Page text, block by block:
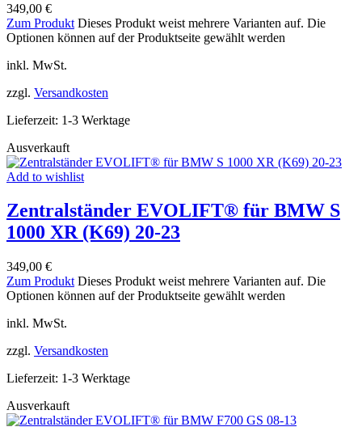
349,00 €
Zum Produkt Dieses Produkt weist mehrere Varianten auf. Die
Optionen können auf der Produktseite gewählt werden
inkl. MwSt.
zzgl. Versandkosten
Lieferzeit: 1-3 Werktage
Ausverkauft
Add to wishlist
Zentralständer EVOLIFT® für BMW S
1000 XR (K69) 20-23
349,00 €
Zum Produkt Dieses Produkt weist mehrere Varianten auf. Die
Optionen können auf der Produktseite gewählt werden
inkl. MwSt.
zzgl. Versandkosten
Lieferzeit: 1-3 Werktage
Ausverkauft